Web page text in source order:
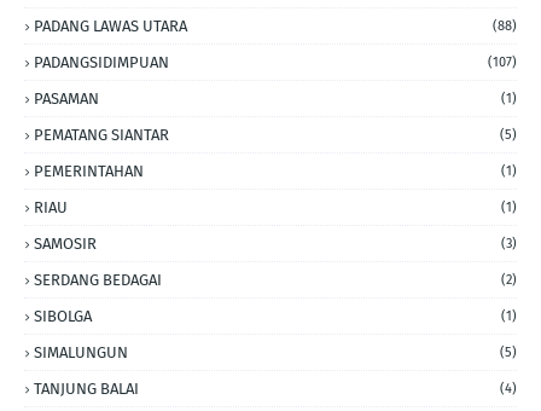
PADANG LAWAS UTARA (88)
PADANGSIDIMPUAN (107)
PASAMAN (1)
PEMATANG SIANTAR (5)
PEMERINTAHAN (1)
RIAU (1)
SAMOSIR (3)
SERDANG BEDAGAI (2)
SIBOLGA (1)
SIMALUNGUN (5)
TANJUNG BALAI (4)